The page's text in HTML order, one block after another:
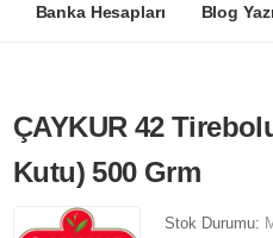
Banka Hesapları Blog
ÇAYKUR 42
Kutu) 500 Grm
Stok Durumu: